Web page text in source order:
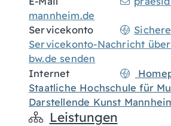
mannheim.de
Servicekonto
Sichere
Servicekonto-Nachricht
bw.de senden
Internet
Staatliche Hochschule für
Darstellende Kunst
Leistungen